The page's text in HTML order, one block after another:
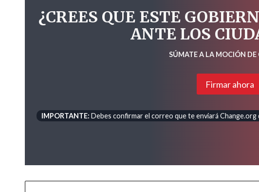
¿CREES QUE ESTE
ANTE LOS
SÚMATE A LA MOCIÓN DE
Firmar ahora
IMPORTANTE: Debes confirmar el correo que te enviará Change.org